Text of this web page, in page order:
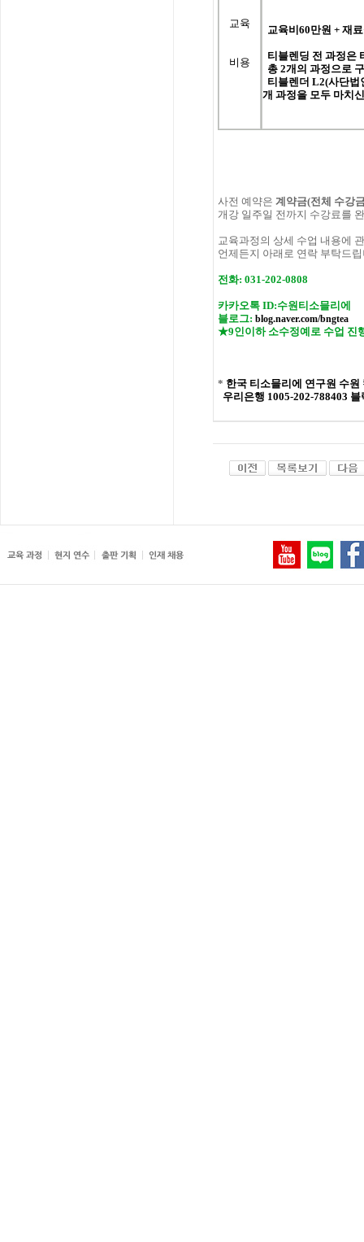
교육
비용
교육비60만원 + 재
티블렌딩 전 과정은
총 2개의 과정으로
티블렌더 L2(사단법
개 과정을 모두 마치
사전 예약은 계약금(전체 수강
개강 일주일 전까지 수강료를
교육과정의 상세 수업 내용에
언제든지 아래로 연락 부탁드
전화: 031-202-0808
카카오톡 ID:수원티소믈리에
블로그: blog.naver.com/bngtea
★9인이하 소수정예로 수업 진
* 한국 티소믈리에 연구원 수원
우리은행 1005-202-788403